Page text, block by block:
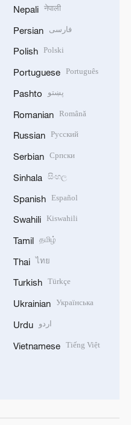
Nepali नेपाली
Persian فارسی
Polish Polski
Portuguese Português
Pashto پښتو
Romanian Română
Russian Русский
Serbian Српски
Sinhala සිංහල
Spanish Español
Swahili Kiswahili
Tamil தமிழ்
Thai ไทย
Turkish Türkçe
Ukrainian Українська
Urdu اردو
Vietnamese Tiếng Việt